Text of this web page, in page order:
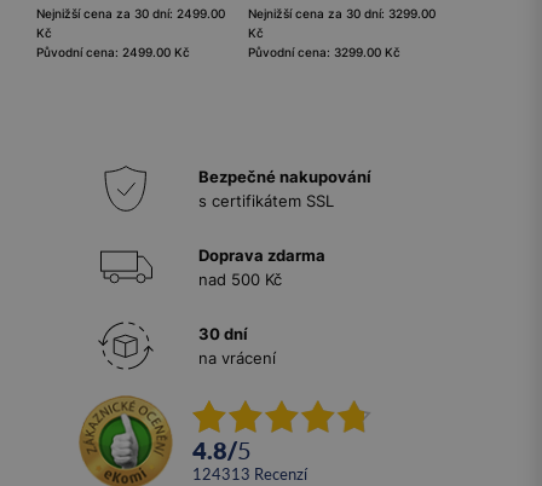
Nejnižší cena za 30 dní: 2499.00
Kč
Původní cena: 2499.00 Kč
Nejnižší cena za 30 dní: 3299.00
Kč
Původní cena: 3299.00 Kč
Bezpečné nakupování
s certifikátem SSL
Doprava zdarma
nad 500 Kč
30 dní
na vrácení
4.8/5
124313 recenzí